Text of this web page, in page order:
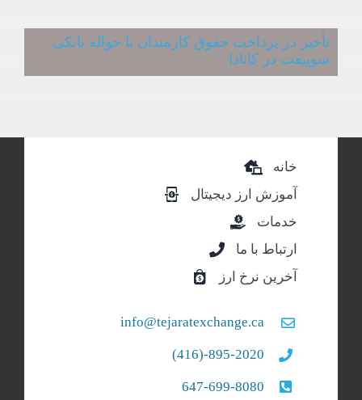
تأخیر در پرداخت حقوق کارمندان با حواله بانکی
سوییفت در کانادا
خانه
آموزش ارز دیجیتال
خدمات
ارتباط با ما
آخرین نرخ ارز
info@tejaratexchange.ca
895-2020-(416)
647-699-8080